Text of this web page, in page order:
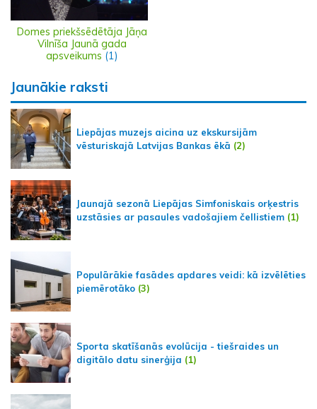
Domes priekšsēdētāja Jāņa
Vilnīša Jaunā gada
apsveikums (1)
Jaunākie raksti
Liepājas muzejs aicina uz ekskursijām
vēsturiskajā Latvijas Bankas ēkā (2)
Jaunajā sezonā Liepājas Simfoniskais orķestris
uzstāsies ar pasaules vadošajiem čellistiem (1)
Populārākie fasādes apdares veidi: kā izvēlēties
piemērotāko (3)
Sporta skatīšanās evolūcija - tiešraides un
digitālo datu sinerģija (1)